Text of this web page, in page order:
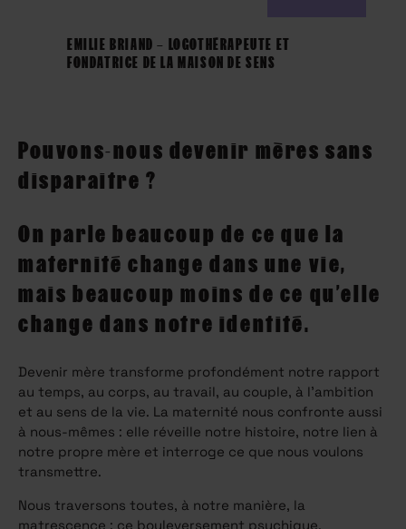
EMILIE BRIAND – LOGOTHÉRAPEUTE ET
FONDATRICE DE LA MAISON DE SENS
Pouvons-nous devenir mères sans
disparaitre ?
On parle beaucoup de ce que la
maternité change dans une vie,
mais beaucoup moins de ce qu’elle
change dans notre identité.
Devenir mère transforme profondément notre rapport
au temps, au corps, au travail, au couple, à l’ambition
et au sens de la vie. La maternité nous confronte aussi
à nous-mêmes : elle réveille notre histoire, notre lien à
notre propre mère et interroge ce que nous voulons
transmettre.
Nous traversons toutes, à notre manière, la
matrescence : ce bouleversement psychique,